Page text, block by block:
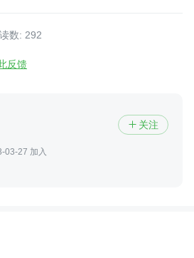
数: 292
反馈
 关注
03-27 加入